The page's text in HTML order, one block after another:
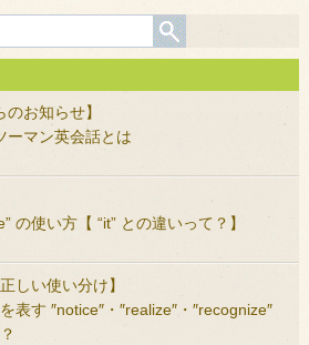
のお知らせ】
ーマン英会話とは
の使い方【 “it” との違いって？】
しい使い分け】
表す ″notice″・″realize″・″recognize″